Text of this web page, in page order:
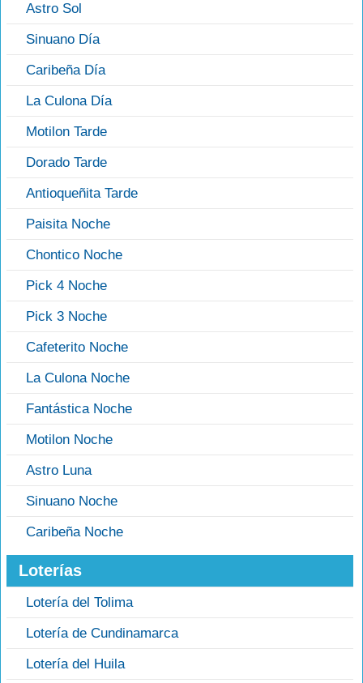
Astro Sol
Sinuano Día
Caribeña Día
La Culona Día
Motilon Tarde
Dorado Tarde
Antioqueñita Tarde
Paisita Noche
Chontico Noche
Pick 4 Noche
Pick 3 Noche
Cafeterito Noche
La Culona Noche
Fantástica Noche
Motilon Noche
Astro Luna
Sinuano Noche
Caribeña Noche
Loterías
Lotería del Tolima
Lotería de Cundinamarca
Lotería del Huila